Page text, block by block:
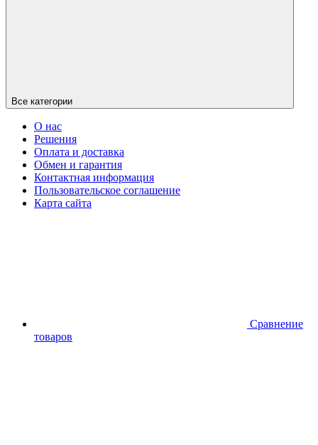
Все категории
О нас
Решения
Оплата и доставка
Обмен и гарантия
Контактная информация
Пользовательское соглашение
Карта сайта
Сравнение
товаров